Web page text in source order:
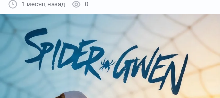
1 месяц назад 0